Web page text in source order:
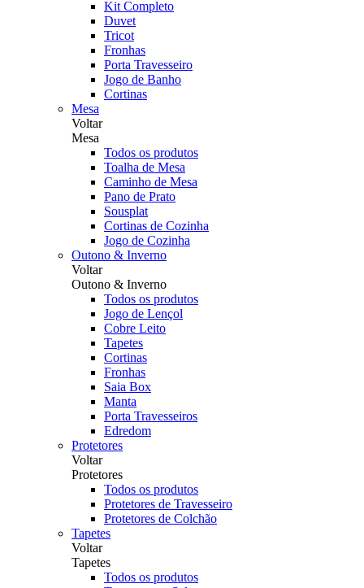
Kit Completo
Duvet
Tricot
Fronhas
Porta Travesseiro
Jogo de Banho
Cortinas
Mesa
Voltar
Mesa
Todos os produtos
Toalha de Mesa
Caminho de Mesa
Pano de Prato
Sousplat
Cortinas de Cozinha
Jogo de Cozinha
Outono & Inverno
Voltar
Outono & Inverno
Todos os produtos
Jogo de Lençol
Cobre Leito
Tapetes
Cortinas
Fronhas
Saia Box
Manta
Porta Travesseiros
Edredom
Protetores
Voltar
Protetores
Todos os produtos
Protetores de Travesseiro
Protetores de Colchão
Tapetes
Voltar
Tapetes
Todos os produtos